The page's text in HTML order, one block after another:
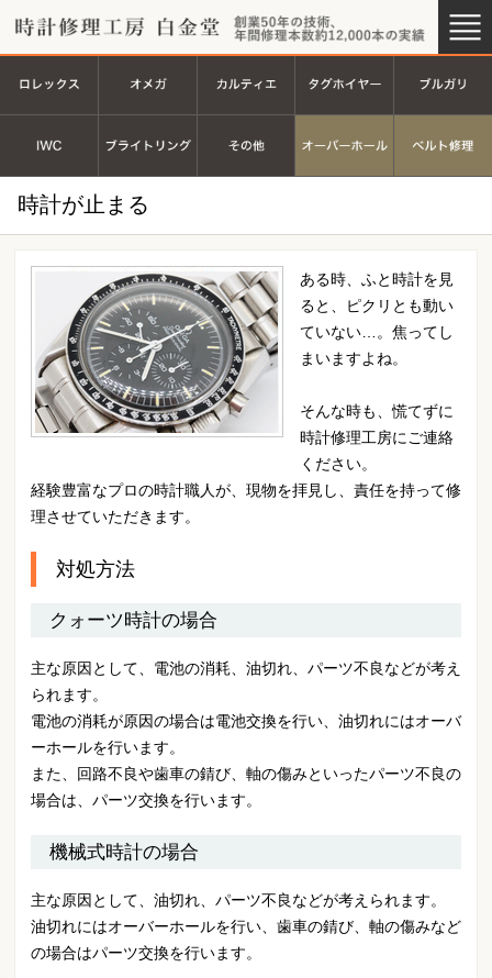
時計修理工房 白金堂（時計修理
創業44
時計が止まる
ある時、ふと時計を見
ると、ピクリとも動い
ていない…。焦ってし
まいますよね。
そんな時も、慌てずに
時計修理工房にご連絡
ください。
経験豊富なプロの時計職人が、現物を拝見し、責任を持って修
理させていただきます。
対処方法
クォーツ時計の場合
主な原因として、電池の消耗、油切れ、パーツ不良などが考え
られます。
電池の消耗が原因の場合は電池交換を行い、油切れにはオーバ
ーホールを行います。
また、回路不良や歯車の錆び、軸の傷みといったパーツ不良の
場合は、パーツ交換を行います。
機械式時計の場合
主な原因として、油切れ、パーツ不良などが考えられます。
油切れにはオーバーホールを行い、歯車の錆び、軸の傷みなど
の場合はパーツ交換を行います。